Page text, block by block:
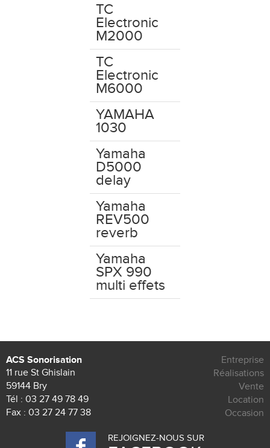
TC
Electronic
M2000
TC
Electronic
M6000
YAMAHA
1030
Yamaha
D5000
delay
Yamaha
REV500
reverb
Yamaha
SPX 990
multi effets
ACS Sonorisation
11 rue St Ghislain
59144 Bry
Tél : 03 27 49 78 49
Fax : 03 27 24 77 38
Entreprise
Réalisations
Vente
Location
Occasion
REJOIGNEZ-NOUS SUR